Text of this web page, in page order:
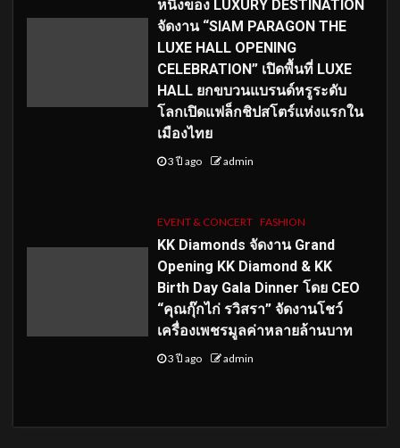
หนึ่งของ LUXURY DESTINATION
จัดงาน “SIAM PARAGON THE
LUXE HALL OPENING
CELEBRATION” เปิดพื้นที่ LUXE
HALL ยกขบวนแบรนด์หรูระดับ
โลกเปิดแฟล็กชิปสโตร์แห่งแรกใน
เมืองไทย
3 ปี ago admin
EVENT & CONCERT FASHION
KK Diamonds จัดงาน Grand
Opening KK Diamond & KK
Birth Day Gala Dinner โดย CEO
“คุณกุ๊กไก่ รวิสรา” จัดงานโชว์
เครื่องเพชรมูลค่าหลายล้านบาท
3 ปี ago admin